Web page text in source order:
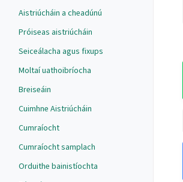
Aistriúcháin a cheadúnú
Próiseas aistriúcháin
Seiceálacha agus fixups
Moltaí uathoibríocha
Breiseáin
Cuimhne Aistriúcháin
Cumraíocht
Cumraíocht samplach
Orduithe bainistíochta